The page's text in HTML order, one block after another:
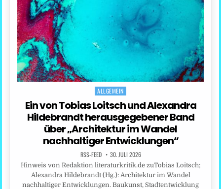
Posted
in
ALLGEMEIN
Ein von Tobias Loitsch und Alexandra
Hildebrandt herausgegebener Band
über „Architektur im Wandel
nachhaltiger Entwicklungen“
RSS-FEED 30. JULI 2026
Hinweis von Redaktion literaturkritik.de zuTobias Loitsch;
Alexandra Hildebrandt (Hg.): Architektur im Wandel
nachhaltiger Entwicklungen. Baukunst, Stadtentwicklung